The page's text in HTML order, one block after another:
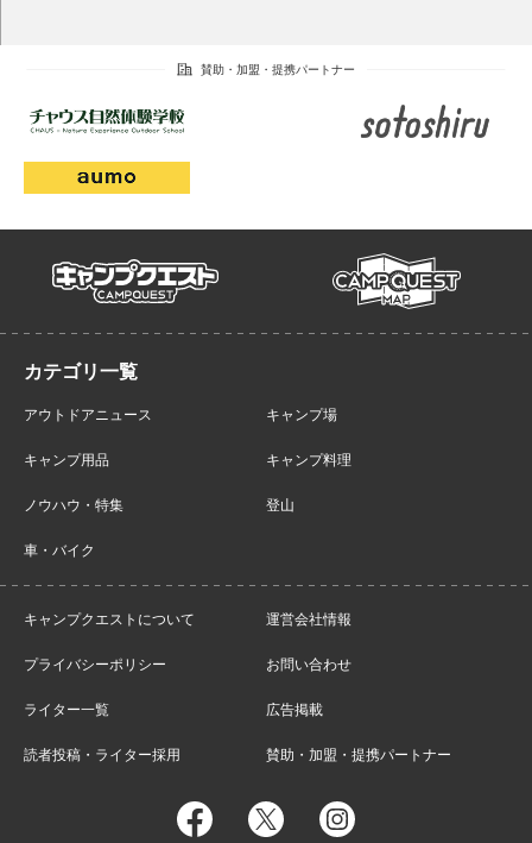
campquest campmap
アウトドアニュース キャンプ場
キャンプ用品 キャンプ料理
ノウハウ・特集 登山
車・バイク
キャンプクエストについて 運営会社情報
プライバシーポリシー お問い合わせ
ライター一覧 広告掲載
読者投稿・ライター採用 賛助・加盟・提携パートナー
facebooktwitter instagram